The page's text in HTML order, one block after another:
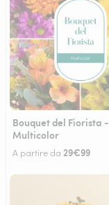
Bouquet del Fiorista -
Multicolor
A partire da 29€99